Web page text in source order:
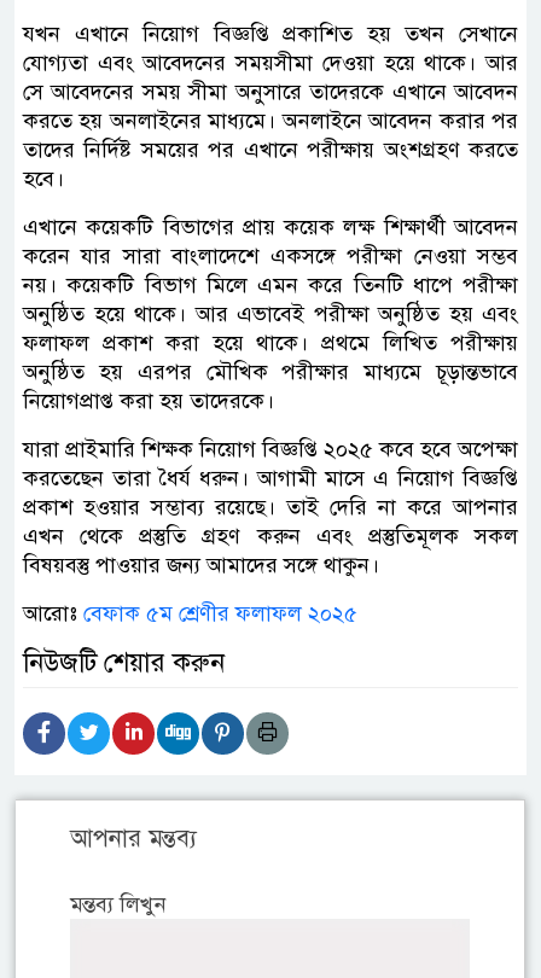
যখন এখানে নিয়োগ বিজ্ঞপ্তি প্রকাশিত হয় তখন সেখানে
যোগ্যতা এবং আবেদনের সময়সীমা দেওয়া হয়ে থাকে। আর
সে আবেদনের সময় সীমা অনুসারে তাদেরকে এখানে আবেদন
করতে হয় অনলাইনের মাধ্যমে। অনলাইনে আবেদন করার পর
তাদের নির্দিষ্ট সময়ের পর এখানে পরীক্ষায় অংশগ্রহণ করতে
হবে।
এখানে কয়েকটি বিভাগের প্রায় কয়েক লক্ষ শিক্ষার্থী আবেদন
করেন যার সারা বাংলাদেশে একসঙ্গে পরীক্ষা নেওয়া সম্ভব
নয়। কয়েকটি বিভাগ মিলে এমন করে তিনটি ধাপে পরীক্ষা
অনুষ্ঠিত হয়ে থাকে। আর এভাবেই পরীক্ষা অনুষ্ঠিত হয় এবং
ফলাফল প্রকাশ করা হয়ে থাকে। প্রথমে লিখিত পরীক্ষায়
অনুষ্ঠিত হয় এরপর মৌখিক পরীক্ষার মাধ্যমে চূড়ান্তভাবে
নিয়োগপ্রাপ্ত করা হয় তাদেরকে।
যারা প্রাইমারি শিক্ষক নিয়োগ বিজ্ঞপ্তি ২০২৫ কবে হবে অপেক্ষা
করতেছেন তারা ধৈর্য ধরুন। আগামী মাসে এ নিয়োগ বিজ্ঞপ্তি
প্রকাশ হওয়ার সম্ভাব্য রয়েছে। তাই দেরি না করে আপনার
এখন থেকে প্রস্তুতি গ্রহণ করুন এবং প্রস্তুতিমূলক সকল
বিষয়বস্তু পাওয়ার জন্য আমাদের সঙ্গে থাকুন।
আরোঃ বেফাক ৫ম শ্রেণীর ফলাফল ২০২৫
নিউজটি শেয়ার করুন
আপনার মন্তব্য
মন্তব্য লিখুন